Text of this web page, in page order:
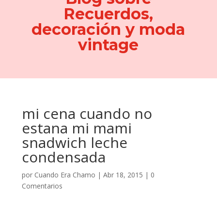
Recuerdos,
decoración y moda
vintage
mi cena cuando no
estana mi mami
snadwich leche
condensada
por Cuando Era Chamo | Abr 18, 2015 | 0
Comentarios